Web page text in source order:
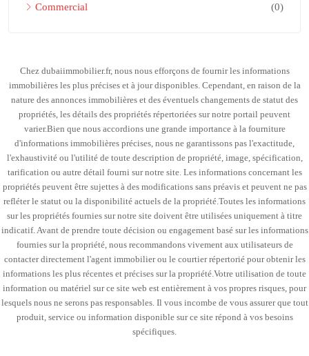
Commercial (0)
Chez dubaiimmobilier.fr, nous nous efforçons de fournir les informations
immobilières les plus précises et à jour disponibles. Cependant, en raison de la
nature des annonces immobilières et des éventuels changements de statut des
propriétés, les détails des propriétés répertoriées sur notre portail peuvent
varier.Bien que nous accordions une grande importance à la fourniture
d'informations immobilières précises, nous ne garantissons pas l'exactitude,
l'exhaustivité ou l'utilité de toute description de propriété, image, spécification,
tarification ou autre détail fourni sur notre site. Les informations concernant les
propriétés peuvent être sujettes à des modifications sans préavis et peuvent ne pas
refléter le statut ou la disponibilité actuels de la propriété.Toutes les informations
sur les propriétés fournies sur notre site doivent être utilisées uniquement à titre
indicatif. Avant de prendre toute décision ou engagement basé sur les informations
fournies sur la propriété, nous recommandons vivement aux utilisateurs de
contacter directement l'agent immobilier ou le courtier répertorié pour obtenir les
informations les plus récentes et précises sur la propriété.Votre utilisation de toute
information ou matériel sur ce site web est entièrement à vos propres risques, pour
lesquels nous ne serons pas responsables. Il vous incombe de vous assurer que tout
produit, service ou information disponible sur ce site répond à vos besoins
spécifiques.